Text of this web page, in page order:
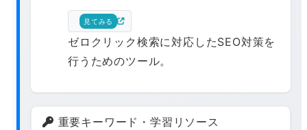
見てみる
ゼロクリック検索に対応したSEO対策を
行うためのツール。
重要キーワード・学習リソース